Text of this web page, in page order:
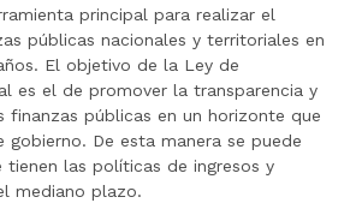
principal para realizar el
públicas nacionales y territoriales en
El objetivo de la Ley de
es el de promover la transparencia y
finanzas públicas en un horizonte que
gobierno. De esta manera se puede
las políticas de ingresos y
mediano plazo.